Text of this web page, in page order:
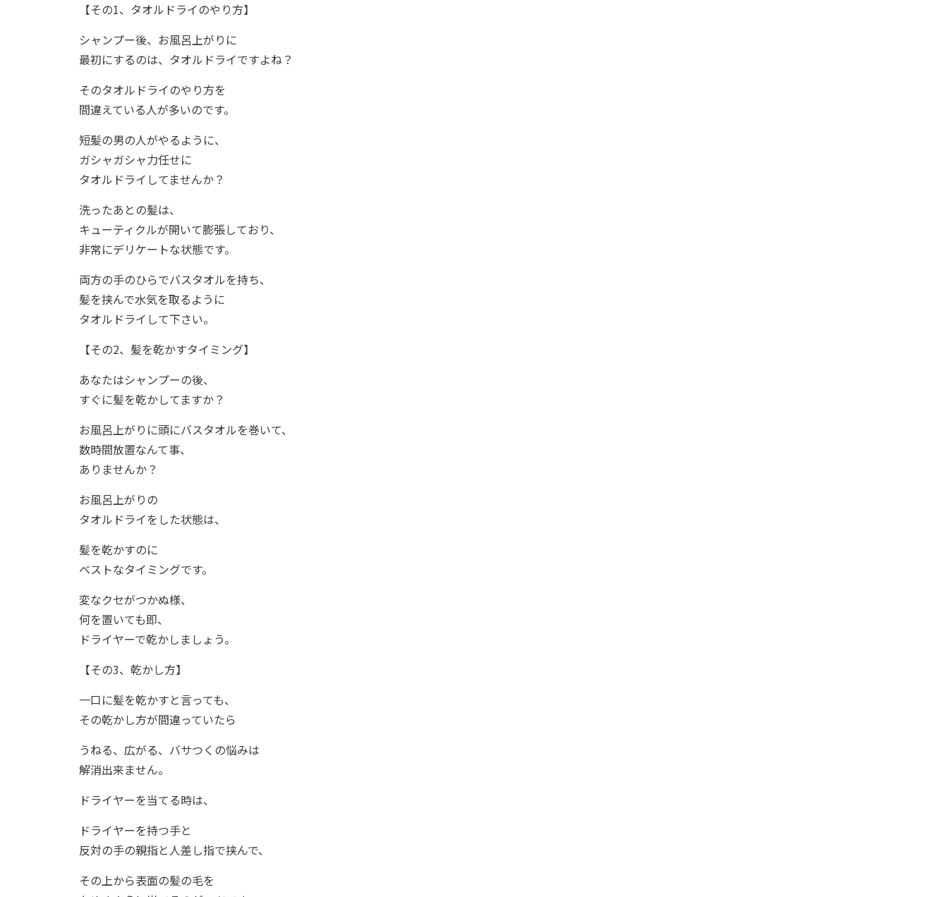
【その1、タオルドライのやり方】
シャンプー後、お風呂上がりに
最初にするのは、タオルドライですよね？
そのタオルドライのやり方を
間違えている人が多いのです。
短髪の男の人がやるように、
ガシャガシャ力任せに
タオルドライしてませんか？
洗ったあとの髪は、
キューティクルが開いて膨張しており、
非常にデリケートな状態です。
両方の手のひらでバスタオルを持ち、
髪を挟んで水気を取るように
タオルドライして下さい。
【その2、髪を乾かすタイミング】
あなたはシャンプーの後、
すぐに髪を乾かしてますか？
お風呂上がりに頭にバスタオルを巻いて、
数時間放置なんて事、
ありませんか？
お風呂上がりの
タオルドライをした状態は、
髪を乾かすのに
ベストなタイミングです。
変なクセがつかぬ様、
何を置いても即、
ドライヤーで乾かしましょう。
【その3、乾かし方】
一口に髪を乾かすと言っても、
その乾かし方が間違っていたら
うねる、広がる、バサつくの悩みは
解消出来ません。
ドライヤーを当てる時は、
ドライヤーを持つ手と
反対の手の親指と人差し指で挟んで、
その上から表面の髪の毛を